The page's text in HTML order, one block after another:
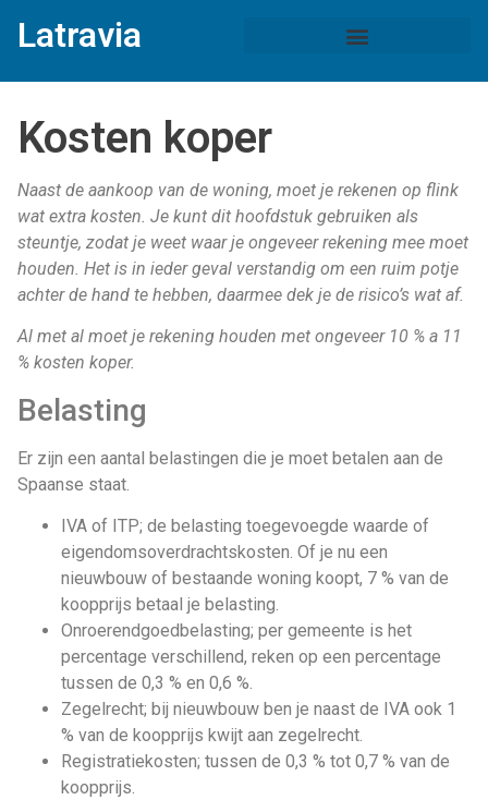
Latravia
Kosten koper
Naast de aankoop van de woning, moet je rekenen op flink
wat extra kosten. Je kunt dit hoofdstuk gebruiken als
steuntje, zodat je weet waar je ongeveer rekening mee moet
houden. Het is in ieder geval verstandig om een ruim potje
achter de hand te hebben, daarmee dek je de risico’s wat af.
Al met al moet je rekening houden met ongeveer 10 % a 11
% kosten koper.
Belasting
Er zijn een aantal belastingen die je moet betalen aan de
Spaanse staat.
IVA of ITP; de belasting toegevoegde waarde of
eigendomsoverdrachtskosten. Of je nu een
nieuwbouw of bestaande woning koopt, 7 % van de
koopprijs betaal je belasting.
Onroerendgoedbelasting; per gemeente is het
percentage verschillend, reken op een percentage
tussen de 0,3 % en 0,6 %.
Zegelrecht; bij nieuwbouw ben je naast de IVA ook 1
% van de koopprijs kwijt aan zegelrecht.
Registratiekosten; tussen de 0,3 % tot 0,7 % van de
koopprijs.